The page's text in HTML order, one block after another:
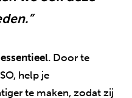
Door te
help je
te maken, zodat zij